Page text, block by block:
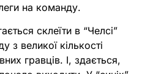
на команду.
склеїти в “Челсі”
великої кількості
гравців. І, здається,